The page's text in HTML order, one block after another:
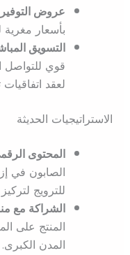
عروض التوفير
بأسعار
التسويق
قوي للتواصل
لعقد اتفاقيات
الاستراتيجيات الحديثة
المحتوى
الصابون في
للترويج
الشراكة مع
المنتج على
المدن الكبرى.